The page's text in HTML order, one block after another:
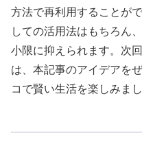
方法で再利用することが
しての活用法はもちろん
小限に抑えられます。次
は、本記事のアイデアを
コで賢い生活を楽しみまし